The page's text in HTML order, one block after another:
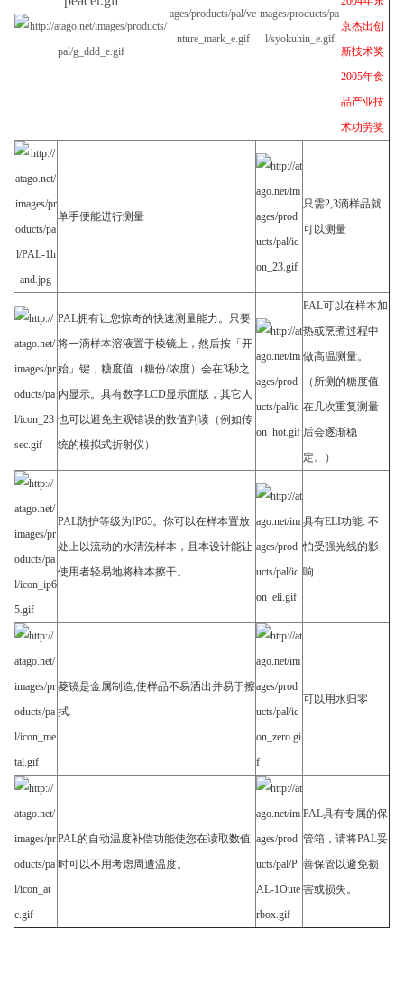
京杰出创
新技术奖
2005年食
品产业技
术功劳奖
单手便能进行测量
只需2,3滴样品就
可以测量
PAL拥有让您惊奇的快速测量能力。只要
将一滴样本溶液置于棱镜上，然后按「开
始」键，糖度值（糖份/浓度）会在3秒之
内显示。具有数字LCD显示面版，其它人
也可以避免主观错误的数值判读（例如传
统的模拟式折射仪）
PAL可以在样本加
热或烹煮过程中
做高温测量。
（所测的糖度值
在几次重复测量
后会逐渐稳
定。）
PAL防护等级为IP65。你可以在样本置放
处上以流动的水清洗样本，且本设计能让
使用者轻易地将样本擦干。
具有ELI功能. 不
怕受强光线的影
响
菱镜是金属制造,使样品不易洒出并易于擦
拭.
可以用水归零
PAL的自动温度补偿功能使您在读取数值
时可以不用考虑周遭温度。
PAL具有专属的保
管箱，请将PAL妥
善保管以避免损
害或损失。